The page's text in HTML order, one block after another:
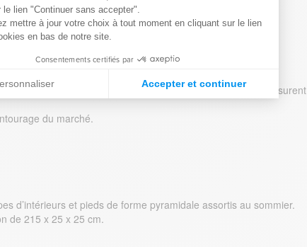
certifiés PEFC
est sans danger pour la santé et l’environnement.
de literie. Elle impose que les matelas et sommiers
du marché.
d’intérieurs et pieds de forme pyramidale assortis au sommier.
de 215 x 25 x 25 cm.
le lien "Continuer sans accepter".
mettre à jour votre choix à tout moment en cliquant sur le lien
en bas de notre site.
Consentements certifiés par
Accepter et continuer